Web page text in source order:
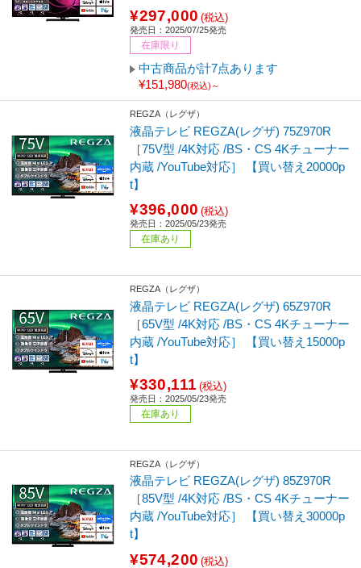
¥297,000 (税込)
発売日：2025/07/25発売
在庫限り
中古商品が計7点あります
¥151,980(税込)～
REGZA（レグザ）
液晶テレビ REGZA(レグザ) 75Z970R
［75V型 /4K対応 /BS・CS 4Kチューナー
内蔵 /YouTube対応］ 【買い替え20000p
t】
¥396,000 (税込)
発売日：2025/05/23発売
在庫あり
REGZA（レグザ）
液晶テレビ REGZA(レグザ) 65Z970R
［65V型 /4K対応 /BS・CS 4Kチューナー
内蔵 /YouTube対応］ 【買い替え15000p
t】
¥330,111 (税込)
発売日：2025/05/23発売
在庫あり
REGZA（レグザ）
液晶テレビ REGZA(レグザ) 85Z970R
［85V型 /4K対応 /BS・CS 4Kチューナー
内蔵 /YouTube対応］ 【買い替え30000p
t】
¥574,200 (税込)